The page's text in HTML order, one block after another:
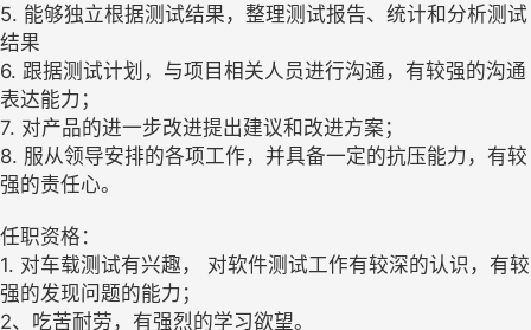
5. 能够独立根据测试结果，整理测试报告、统计和分析测试
结果
6. 跟据测试计划，与项目相关人员进行沟通，有较强的沟通
表达能力；
7. 对产品的进一步改进提出建议和改进方案；
8. 服从领导安排的各项工作，并具备一定的抗压能力，有较
强的责任心。
任职资格：
1. 对车载测试有兴趣， 对软件测试工作有较深的认识，有较
强的发现问题的能力；
2、吃苦耐劳，有强烈的学习欲望。